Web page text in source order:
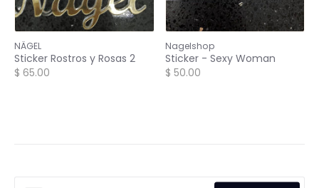
NÄGEL
Sticker Rostros y Rosas 2
$ 65.00
Nagelshop
Sticker - Sexy Woman
$ 50.00